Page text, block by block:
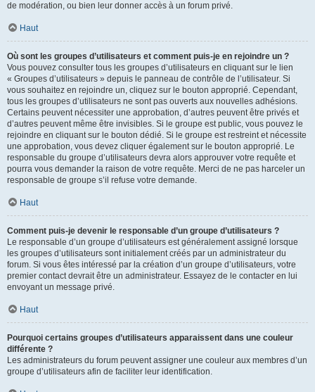
de modération, ou bien leur donner accès à un forum privé.
Haut
Où sont les groupes d’utilisateurs et comment puis-je en rejoindre un ?
Vous pouvez consulter tous les groupes d’utilisateurs en cliquant sur le lien
« Groupes d’utilisateurs » depuis le panneau de contrôle de l’utilisateur. Si
vous souhaitez en rejoindre un, cliquez sur le bouton approprié. Cependant,
tous les groupes d’utilisateurs ne sont pas ouverts aux nouvelles adhésions.
Certains peuvent nécessiter une approbation, d’autres peuvent être privés et
d’autres peuvent même être invisibles. Si le groupe est public, vous pouvez le
rejoindre en cliquant sur le bouton dédié. Si le groupe est restreint et nécessite
une approbation, vous devez cliquer également sur le bouton approprié. Le
responsable du groupe d’utilisateurs devra alors approuver votre requête et
pourra vous demander la raison de votre requête. Merci de ne pas harceler un
responsable de groupe s’il refuse votre demande.
Haut
Comment puis-je devenir le responsable d’un groupe d’utilisateurs ?
Le responsable d’un groupe d’utilisateurs est généralement assigné lorsque
les groupes d’utilisateurs sont initialement créés par un administrateur du
forum. Si vous êtes intéressé par la création d’un groupe d’utilisateurs, votre
premier contact devrait être un administrateur. Essayez de le contacter en lui
envoyant un message privé.
Haut
Pourquoi certains groupes d’utilisateurs apparaissent dans une couleur
différente ?
Les administrateurs du forum peuvent assigner une couleur aux membres d’un
groupe d’utilisateurs afin de faciliter leur identification.